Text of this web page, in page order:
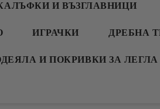
И ВЪЗГЛАВНИЦИ
ИГРАЧКИ ДРЕБНА
И ПОКРИВКИ ЗА ЛЕГЛА